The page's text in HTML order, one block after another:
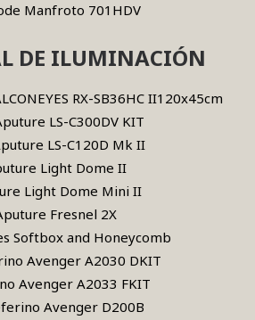
Manfroto 701HDV
DE ILUMINACIÓN
RX-SB36HC II120x45cm
LS-C300DV KIT
LS-C120D Mk II
Light Dome II
Light Dome Mini II
Fresnel 2X
Softbox and Honeycomb
Avenger A2030 DKIT
Avenger A2033 FKIT
Avenger D200B